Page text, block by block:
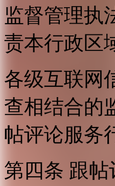
监督管理执
责本行政区
各级互联网
查相结合的
帖评论服务
第四条 跟